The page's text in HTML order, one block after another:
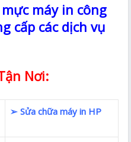
máy in công
cấp các dịch vụ
Nơi:
➢ Sửa chữa máy in HP